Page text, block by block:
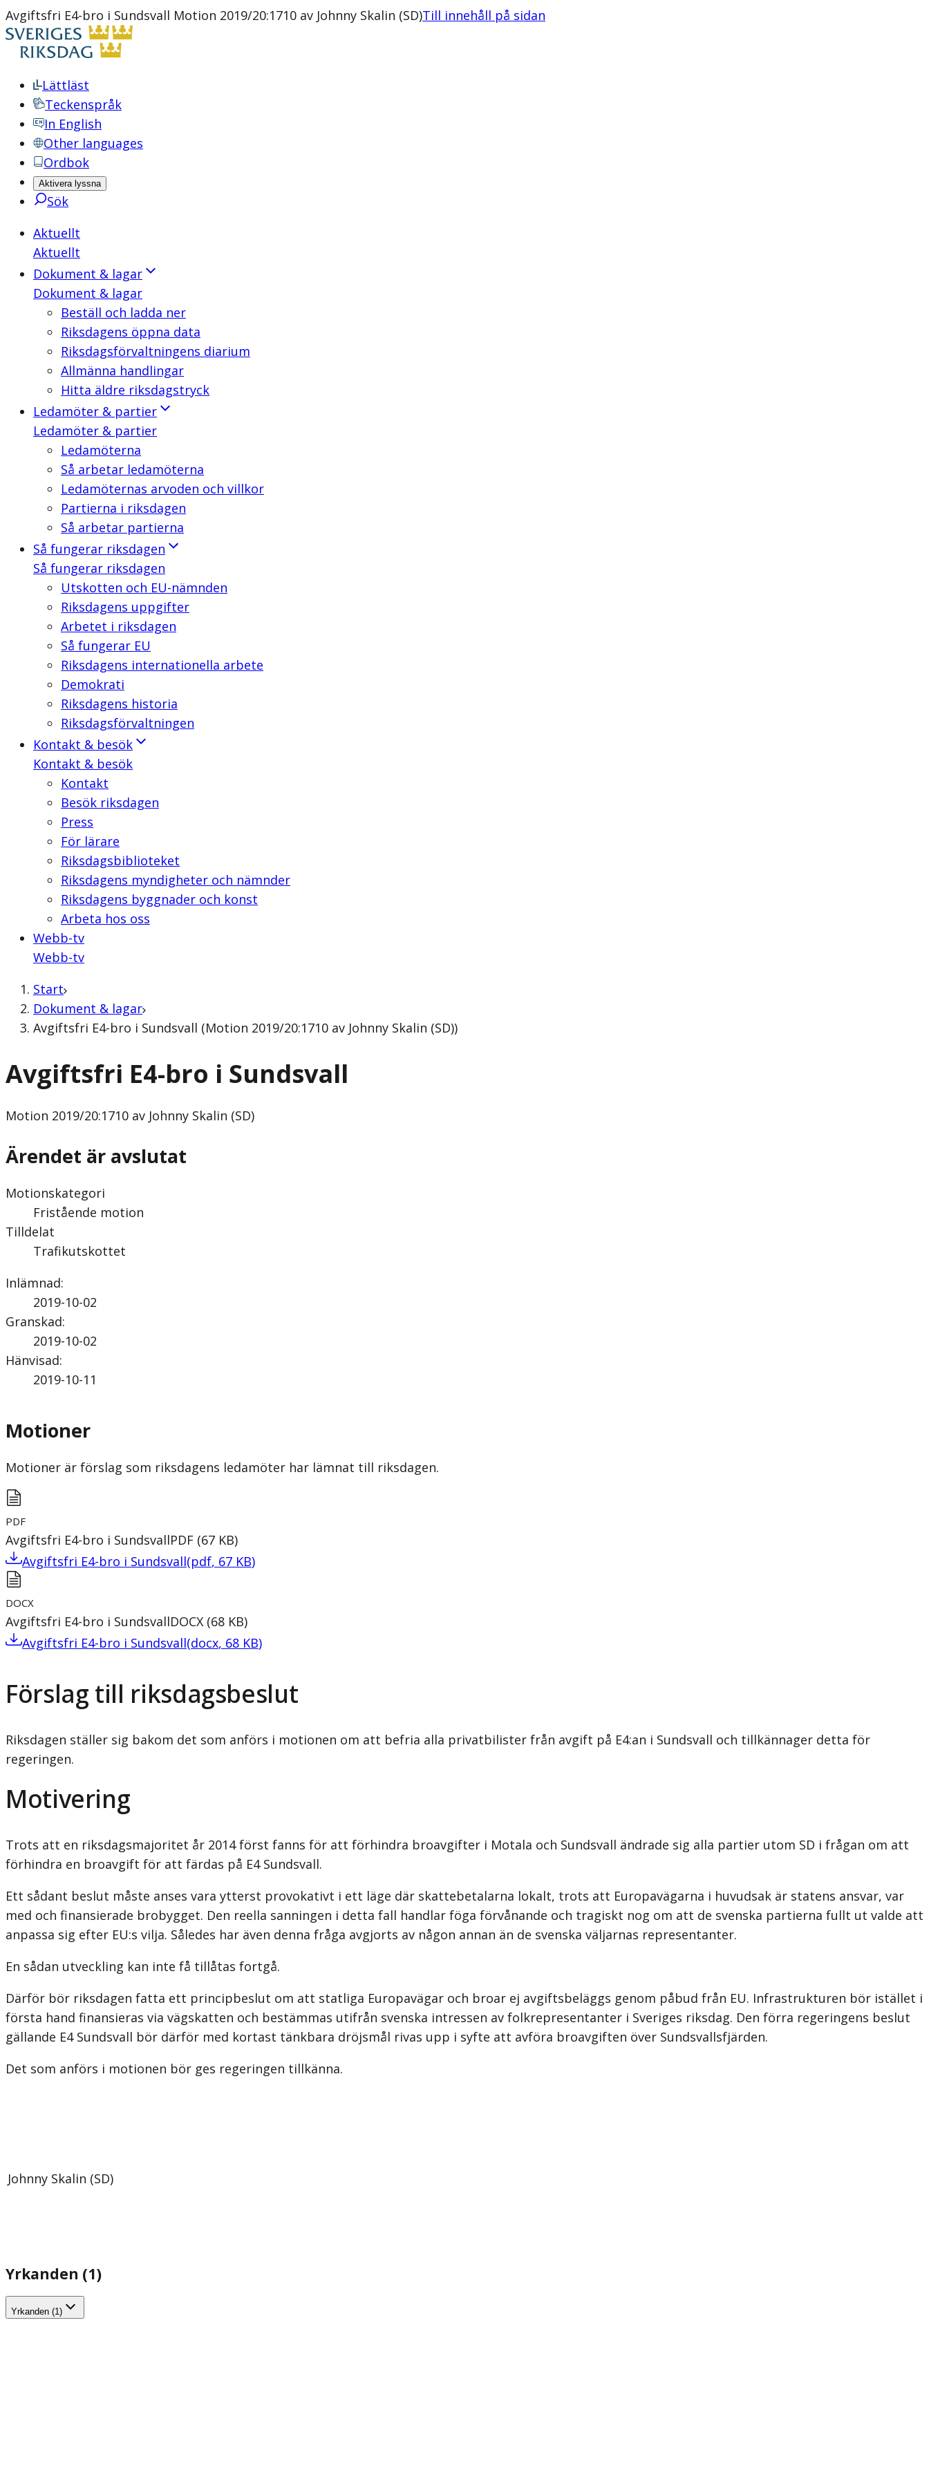
Avgiftsfri E4-bro i Sundsvall Motion 2019/20:1710 av Johnny Skalin (SD)Till innehåll på sidan
Lättläst
Teckenspråk
In English
Other languages
Ordbok
Aktivera lyssna
Sök
Aktuellt
Aktuellt
Dokument & lagar
Dokument & lagar
Beställ och ladda ner
Riksdagens öppna data
Riksdagsförvaltningens diarium
Allmänna handlingar
Hitta äldre riksdagstryck
Ledamöter & partier
Ledamöter & partier
Ledamöterna
Så arbetar ledamöterna
Ledamöternas arvoden och villkor
Partierna i riksdagen
Så arbetar partierna
Så fungerar riksdagen
Så fungerar riksdagen
Utskotten och EU-nämnden
Riksdagens uppgifter
Arbetet i riksdagen
Så fungerar EU
Riksdagens internationella arbete
Demokrati
Riksdagens historia
Riksdagsförvaltningen
Kontakt & besök
Kontakt & besök
Kontakt
Besök riksdagen
Press
För lärare
Riksdagsbiblioteket
Riksdagens myndigheter och nämnder
Riksdagens byggnader och konst
Arbeta hos oss
Webb-tv
Webb-tv
Start
Dokument & lagar
Avgiftsfri E4-bro i Sundsvall (Motion 2019/20:1710 av Johnny Skalin (SD))
Avgiftsfri E4-bro i Sundsvall
Motion 2019/20:1710 av Johnny Skalin (SD)
Ärendet är avslutat
Motionskategori
Fristående motion
Tilldelat
Trafikutskottet
Inlämnad:
2019-10-02
Granskad:
2019-10-02
Hänvisad:
2019-10-11
Motioner
Motioner är förslag som riksdagens ledamöter har lämnat till riksdagen.
PDF
Avgiftsfri E4-bro i SundsvallPDF (67 KB)
Avgiftsfri E4-bro i Sundsvall(pdf, 67 KB)
DOCX
Avgiftsfri E4-bro i SundsvallDOCX (68 KB)
Avgiftsfri E4-bro i Sundsvall(docx, 68 KB)
Förslag till riksdagsbeslut
Riksdagen ställer sig bakom det som anförs i motionen om att befria alla privatbilister från avgift på E4:an i Sundsvall och tillkännager detta för
regeringen.
Motivering
Trots att en riksdagsmajoritet år 2014 först fanns för att förhindra broavgifter i Motala och Sundsvall ändrade sig alla partier utom SD i frågan om att
förhindra en broavgift för att färdas på E4 Sundsvall.
Ett sådant beslut måste anses vara ytterst provokativt i ett läge där skattebetalarna lokalt, trots att Europavägarna i huvudsak är statens ansvar, var
med och finansierade brobygget. Den reella sanningen i detta fall handlar föga förvånande och tragiskt nog om att de svenska partierna fullt ut valde att
anpassa sig efter EU:s vilja. Således har även denna fråga avgjorts av någon annan än de svenska väljarnas representanter.
En sådan utveckling kan inte få tillåtas fortgå.
Därför bör riksdagen fatta ett principbeslut om att statliga Europavägar och broar ej avgiftsbeläggs genom påbud från EU. Infrastrukturen bör istället i
första hand finansieras via vägskatten och bestämmas utifrån svenska intressen av folkrepresentanter i Sveriges riksdag. Den förra regeringens beslut
gällande E4 Sundsvall bör därför med kortast tänkbara dröjsmål rivas upp i syfte att avföra broavgiften över Sundsvallsfjärden.
Det som anförs i motionen bör ges regeringen tillkänna.
Johnny Skalin (SD)
Yrkanden (1)
Yrkanden (1)